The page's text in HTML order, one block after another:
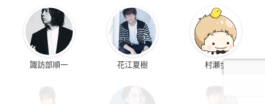
諏訪部順一 花江夏樹 村瀬歩